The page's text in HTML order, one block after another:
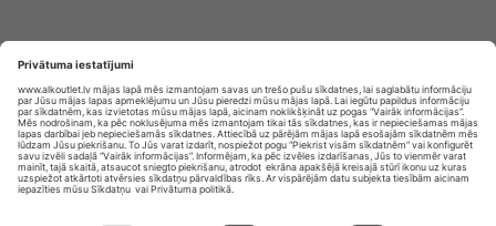
Privātuma Iestatījumi
E-veikala lietošanas noteikumi